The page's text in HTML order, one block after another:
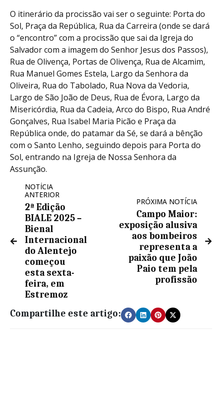
O itinerário da procissão vai ser o seguinte: Porta do
Sol, Praça da República, Rua da Carreira (onde se dará
o “encontro” com a procissão que sai da Igreja do
Salvador com a imagem do Senhor Jesus dos Passos),
Rua de Olivença, Portas de Olivença, Rua de Alcamim,
Rua Manuel Gomes Estela, Largo da Senhora da
Oliveira, Rua do Tabolado, Rua Nova da Vedoria,
Largo de São João de Deus, Rua de Évora, Largo da
Misericórdia, Rua da Cadeia, Arco do Bispo, Rua André
Gonçalves, Rua Isabel Maria Picão e Praça da
República onde, do patamar da Sé, se dará a bênção
com o Santo Lenho, seguindo depois para Porta do
Sol, entrando na Igreja de Nossa Senhora da
Assunção.
NOTÍCIA
ANTERIOR
2ª Edição
BIALE 2025 –
Bienal
Internacional
do Alentejo
começou
esta sexta-
feira, em
Estremoz
PRÓXIMA NOTÍCIA
Campo Maior:
exposição alusiva
aos bombeiros
representa a
paixão que João
Paio tem pela
profissão
Compartilhe este artigo: